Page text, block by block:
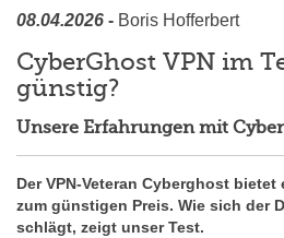
08.04.2026 - Boris Hofferbert
CyberGhost VPN im
günstig?
Unsere Erfahrungen mit
Der VPN-Veteran Cyberghost
zum günstigen Preis. Wie sich der
schlägt, zeigt unser Test.